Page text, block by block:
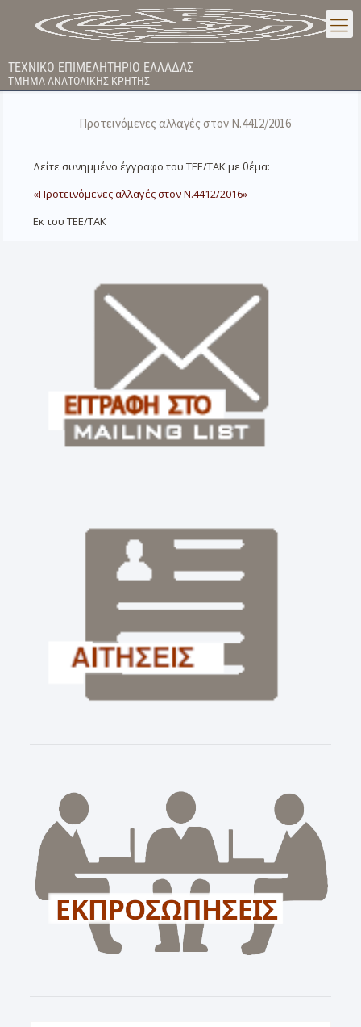
ΤΕΧΝΙΚΟ ΕΠΙΜΕΛΗΤΗΡΙΟ ΕΛΛΑΔΑΣ
ΤΜΗΜΑ ΑΝΑΤΟΛΙΚΗΣ ΚΡΗΤΗΣ
Προτεινόμενες αλλαγές στον Ν.4412/2016
Δείτε συνημμένο έγγραφο του ΤΕΕ/ΤΑΚ με θέμα:
«Προτεινόμενες αλλαγές στον Ν.4412/2016»
Εκ του ΤΕΕ/ΤΑΚ